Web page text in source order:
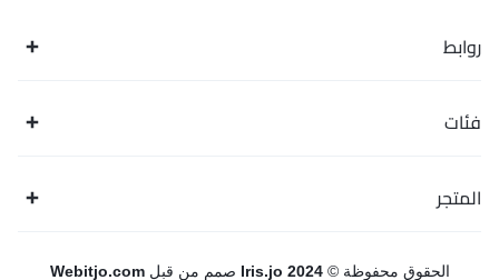
روابط
فئات
المتجر
الحقوق محفوظة ©Iris.jo 2024 صمم من قبلWebitjo.com